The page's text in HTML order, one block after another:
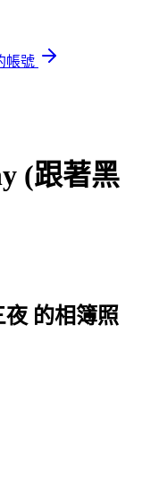
帳號
(跟著黑
夜 的相簿照